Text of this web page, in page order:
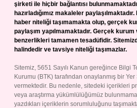
şirketi ile hiçbir bağlantısı
hazırladığımız makaleler
haber niteliği taşımamakta olup, gerçek
paylaşım yapılmamaktadır. Gerçek
benzerlikleri tamamen tesadüfidir.
halindedir ve tavsiye niteliği taşımazlar.
Sitemiz, 5651 Sayılı Kanun gereğince Bilgi
Kurumu (BTK) tarafından onaylanmış bir
vermektedir. Bu nedenle, sitedeki içerikleri
veya araştırma yükümlülüğümüz
yazdıkları içeriklerin sorumluluğunu